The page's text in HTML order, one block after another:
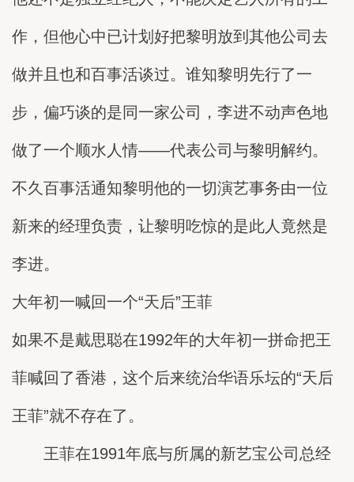
作，但他心中已计划好把黎明放到其他公司去
做并且也和百事活谈过。谁知黎明先行了一
步，偏巧谈的是同一家公司，李进不动声色地
做了一个顺水人情——代表公司与黎明解约。
不久百事活通知黎明他的一切演艺事务由一位
新来的经理负责，让黎明吃惊的是此人竟然是
李进。
大年初一喊回一个“天后”王菲
如果不是戴思聪在1992年的大年初一拼命把王
菲喊回了香港，这个后来统治华语乐坛的“天后
王菲”就不存在了。
王菲在1991年底与所属的新艺宝公司总经